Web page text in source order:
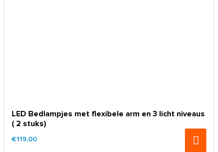
LED Bedlampjes met flexibele arm en 3 licht niveaus
( 2 stuks)
€119,00